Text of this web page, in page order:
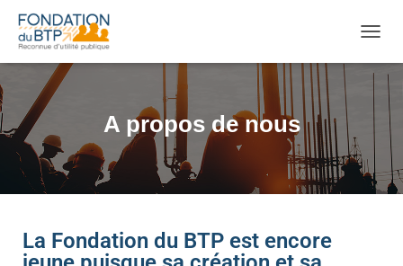
A propos de nous
La Fondation du BTP est encore